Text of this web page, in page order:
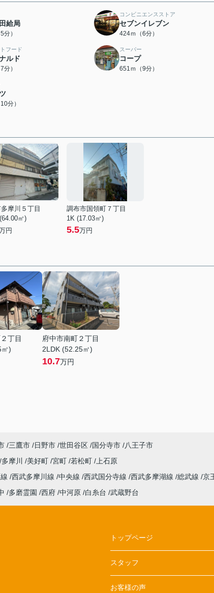
給局
分）
コンビニエンスストア
セブンイレブン
424ｍ（6分）
フード
ルド
分）
スーパー
コープ
651ｍ（9分）
分）
摩川５丁目
㎡)
円
調布市国領町７丁目
1K (17.03㎡)
5.5万円
丁目
)
府中市南町２丁目
2LDK (52.25㎡)
10.7万円
三鷹市 日野市 世田谷区 国分寺市
八王子市
多摩川 美好町 宮町 若松町
上石原
西武多摩川線 中央線 西武国分寺線 西武多摩湖線 総武線 京
多磨霊園 西府 中河原 白糸台 武蔵野台
トップページ
スタッフ
お客様の声